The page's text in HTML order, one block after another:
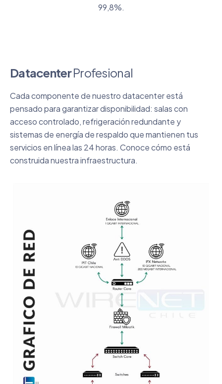
99,8%.
DatacenterProfesional
Cada componente de nuestro datacenter está
pensado para garantizar disponibilidad: salas con
acceso controlado, refrigeración redundante y
sistemas de energía de respaldo que mantienen tus
servicios en línea las 24 horas. Conoce cómo está
construida nuestra infraestructura.